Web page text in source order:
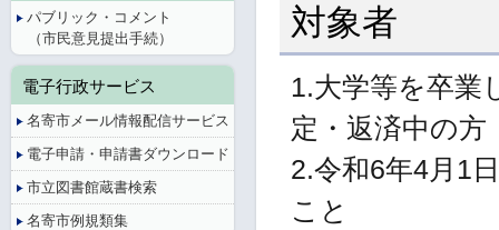
対象者
1.大学等を卒業
定・返済中の方
2.令和6年4月1
こと
パブリック・コメント
（市民意見提出手続）
電子行政サービス
名寄市メール情報配信サービス
電子申請・申請書ダウンロード
市立図書館蔵書検索
名寄市例規類集